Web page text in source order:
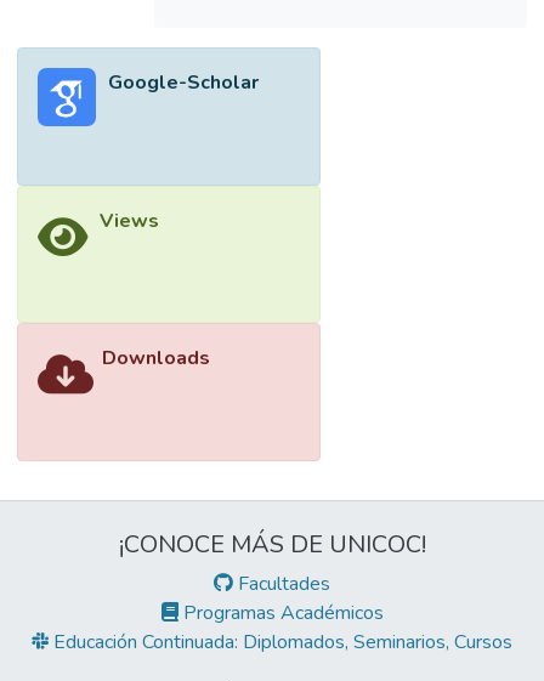
Google-Scholar
Views
Downloads
¡CONOCE MÁS DE UNICOC!
Facultades
Programas Académicos
Educación Continuada: Diplomados, Seminarios, Cursos